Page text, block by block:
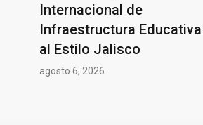
Internacional de
Infraestructura Educativa
al Estilo Jalisco
agosto 6, 2026